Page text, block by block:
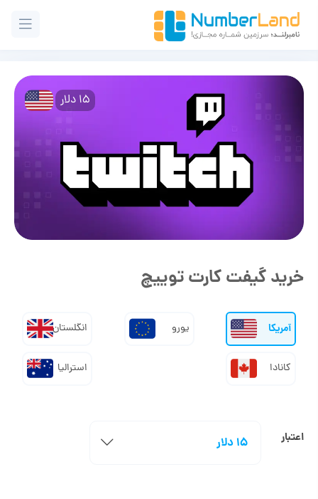
15 دلار
خرید گیفت کارت توییچ
آمریکا یورو انگلستان
کانادا استرالیا
اعتبار 15 دلار